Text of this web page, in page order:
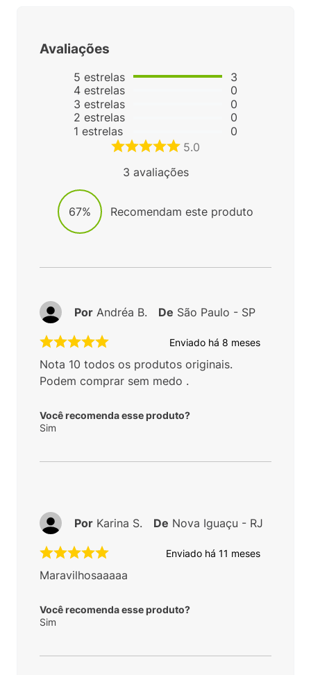
Avaliações
5 estrelas
4 estrelas
3 estrelas
2 estrelas
1 estrelas
3
0
0
0
0
5.0
3 avaliações
67% Recomendam este produto
Enviado há 8 meses
Nota 10 todos os produtos originais.
Podem comprar sem medo .
Você recomenda esse produto?
Sim
Por Andréa B. De São Paulo - SP
Enviado há 11 meses
Maravilhosaaaaa
Você recomenda esse produto?
Sim
Por Karina S. De Nova Iguaçu - RJ